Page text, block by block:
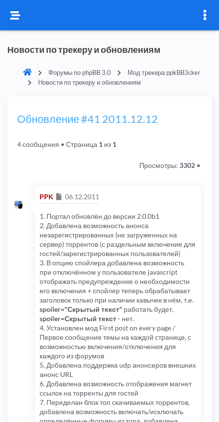
Новости по трекеру и обновлениям
Форумы по phpBB 3.0
Мод трекера ppkBB3cker
Новости по трекеру и обновлениям
Обновление #41 2011.12.12
4 сообщения • Страница 1 из 1
Просмотры: 3302 •
PPK Сообщение
06.12.2011
1. Портал обновлён до версии 2.0.0b1
2. Добавлена возможность анонса
незарегистрированных (не загруженных на
сервер) торрентов (с раздельным включение для
гостей/зарегистрированных пользователей)
3. В опцию спойлера добавлена возможность
при отключённом у пользователе javascript
отображать предупреждение о необходимости
его включения + спойлер теперь обрабатывает
заголовок только при наличии кавычек в нём, т.е.
spoiler="Скрытый текст" работать будет,
spoiler=Скрытый текст- нет.
4. Установлен мод First post on every page /
Первое сообщение темы на каждой странице, с
возможностью включения/отключения для
каждого из форумов
5. Добавлена поддержка udp анонсеров внешних
анонс URL
6. Добавлена возможность отображения магнет
ссылок на торренты для гостей
7. Переделан блок топ скачиваемых торрентов,
добавлена возможность включать/исключать